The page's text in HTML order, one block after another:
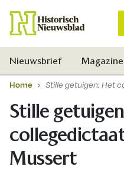
Nieuwsbrief Magazine
Home Stille getuigen: Het
Stille
Mussert